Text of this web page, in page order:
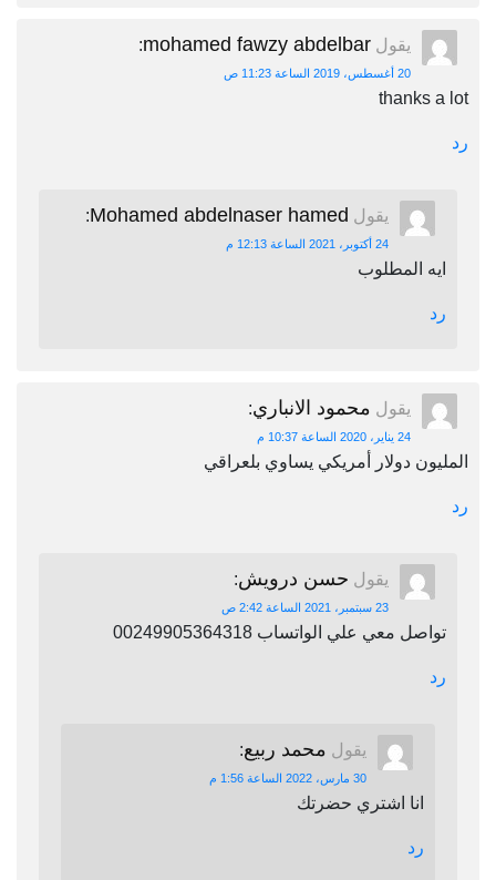
يقول mohamed fawzy abdelbar
:
20 أغسطس، 2019 الساعة 11:23 ص
thanks a lot
رد
يقول Mohamed abdelnaser hamed
:
24 أكتوبر، 2021 الساعة 12:13 م
ايه المطلوب
رد
يقول محمود الانباري:
24 يناير، 2020 الساعة 10:37 م
المليون دولار أمريكي يساوي بلعراقي
رد
يقول حسن درويش:
23 سبتمبر، 2021 الساعة 2:42 ص
تواصل معي علي الواتساب 00249905364318
رد
يقول محمد ربيع:
30 مارس، 2022 الساعة 1:56 م
انا اشتري حضرتك
رد